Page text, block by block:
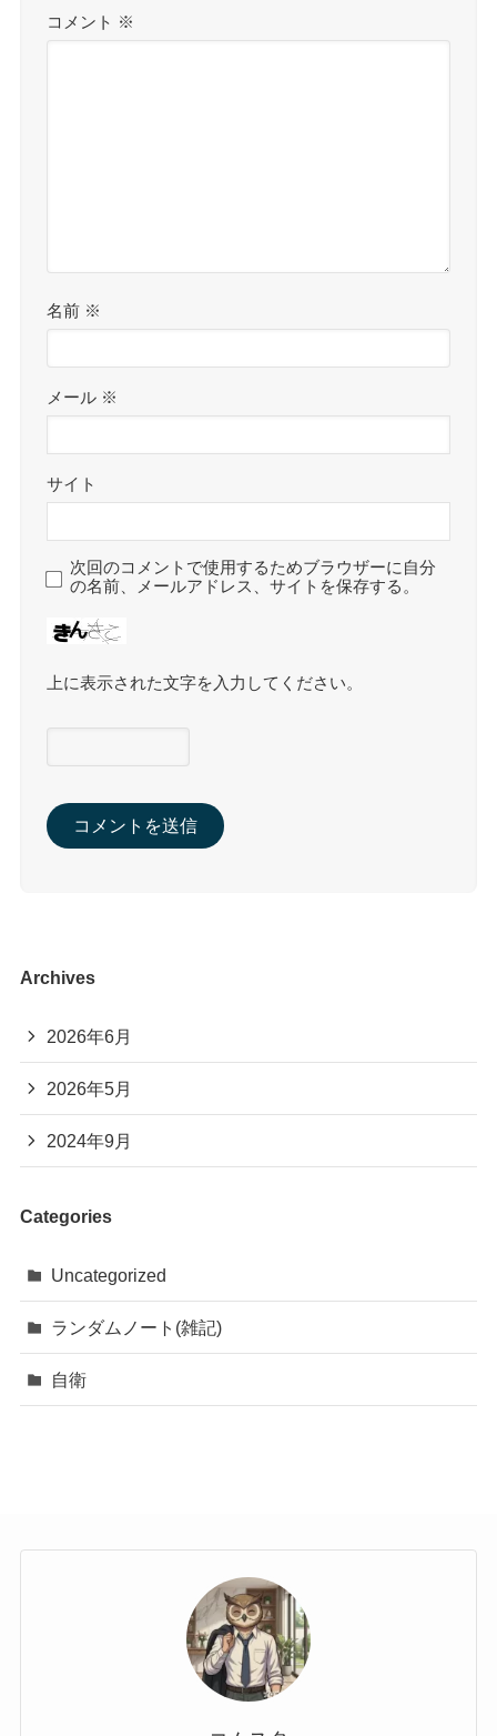
コメント ※
名前 ※
メール ※
サイト
次回のコメントで使用するためブラウザーに自分
の名前、メールアドレス、サイトを保存する。
上に表示された文字を入力してください。
Archives
2026年6月
2026年5月
2024年9月
Categories
Uncategorized
ランダムノート(雑記)
自衛